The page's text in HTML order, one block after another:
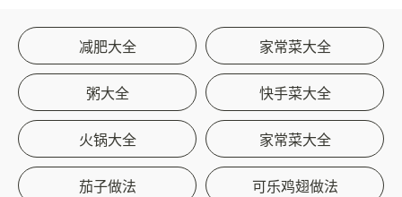
减肥大全 家常菜大全
粥大全 快手菜大全
火锅大全 家常菜大全
茄子做法 可乐鸡翅做法